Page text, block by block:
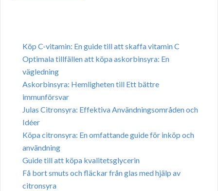
Köp C-vitamin: En guide till att skaffa vitamin C
Optimala tillfällen att köpa askorbinsyra: En
vägledning
Askorbinsyra: Hemligheten till Ett bättre
immunförsvar
Julas Citronsyra: Effektiva Användningsområden och
Idéer
Köpa citronsyra: En omfattande guide för inköp och
användning
Guide till att köpa kvalitetsglycerin
Få bort smuts och fläckar från glas med hjälp av
citronsyra